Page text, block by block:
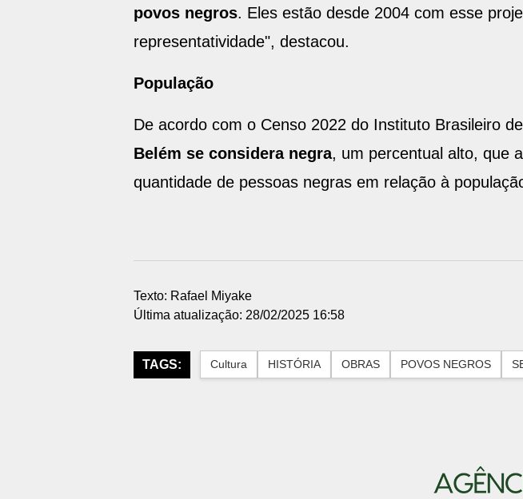
povos negros. Eles estão desde 2004 com esse
representatividade", destacou.
População
De acordo com o Censo 2022 do Instituto Brasileiro
Belém se considera negra, um percentual alto, que
quantidade de pessoas negras em relação à
Texto: Rafael Miyake
Última atualização: 28/02/2025 16:58
TAGS: Cultura HISTÓRIA OBRAS POVOS NEGROS